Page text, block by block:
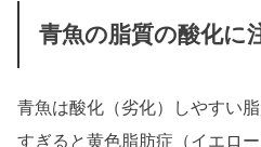
青魚の脂質の酸化に
青魚は酸化（劣化）しやすい
すぎると黄色脂肪症（イエロ